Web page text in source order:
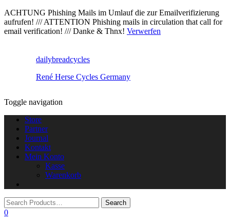
ACHTUNG Phishing Mails im Umlauf die zur Emailverifizierung
aufrufen! /// ATTENTION Phishing mails in circulation that call for
email verification! /// Danke & Thnx! Verwerfen
dailybreadcycles
René Herse Cycles Germany
Toggle navigation
Store
Partner
Journal
Kontakt
Mein Konto
Kasse
Warenkorb
0